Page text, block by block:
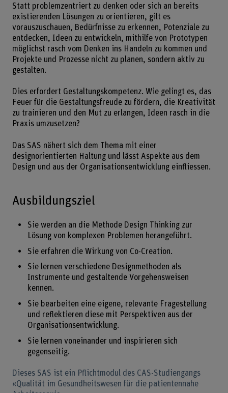
Statt problemzentriert zu denken oder sich an bereits
existierenden Lösungen zu orientieren, gilt es
vorauszuschauen, Bedürfnisse zu erkennen, Potenziale zu
entdecken, Ideen zu entwickeln, mithilfe von Prototypen
möglichst rasch vom Denken ins Handeln zu kommen und
Projekte und Prozesse nicht zu planen, sondern aktiv zu
gestalten.
Dies erfordert Gestaltungskompetenz. Wie gelingt es, das
Feuer für die Gestaltungsfreude zu fördern, die Kreativität
zu trainieren und den Mut zu erlangen, Ideen rasch in die
Praxis umzusetzen?
Das SAS nähert sich dem Thema mit einer
designorientierten Haltung und lässt Aspekte aus dem
Design und aus der Organisationsentwicklung einfliessen.
Ausbildungsziel
Sie werden an die Methode Design Thinking zur
Lösung von komplexen Problemen herangeführt.
Sie erfahren die Wirkung von Co-Creation.
Sie lernen verschiedene Designmethoden als
Instrumente und gestaltende Vorgehensweisen
kennen.
Sie bearbeiten eine eigene, relevante Fragestellung
und reflektieren diese mit Perspektiven aus der
Organisationsentwicklung.
Sie lernen voneinander und inspirieren sich
gegenseitig.
Dieses SAS ist ein Pflichtmodul des CAS-Studiengangs
«Qualität im Gesundheitswesen für die patientennahe